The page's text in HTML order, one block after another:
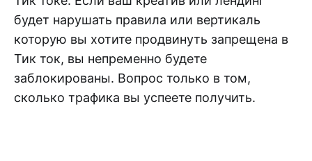
будет нарушать правила или вертикаль
которую вы хотите продвинуть запрещена в
Тик ток, вы непременно будете
заблокированы. Вопрос только в том,
сколько трафика вы успеете получить.